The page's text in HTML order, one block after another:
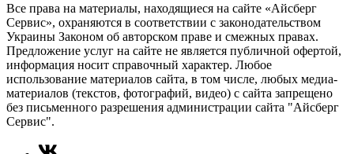
Все права на материалы, находящиеся на сайте «Айсберг
Сервис», охраняются в соответствии с законодательством
Украины Законом об авторском праве и смежных правах.
Предложение услуг на сайте не является публичной офертой,
информация носит справочный характер. Любое
использование материалов сайта, в том числе, любых медиа-
материалов (текстов, фотографий, видео) с сайта запрещено
без письменного разрешения администрации сайта "Айсберг
Сервис".